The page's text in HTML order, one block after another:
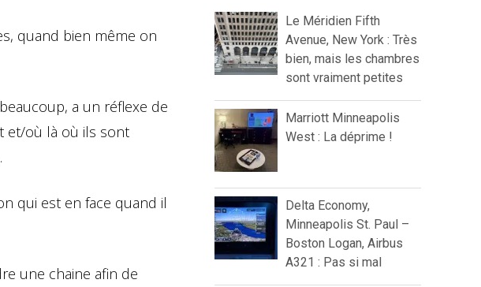
quand bien même on
a un réflexe de
et/où là où ils sont
qui est en face quand il
une chaine afin de
Le Méridien Fifth
Avenue, New York : Très
bien, mais les chambres
sont vraiment petites
Marriott Minneapolis
West : La déprime !
Delta Economy,
Minneapolis St. Paul –
Boston Logan, Airbus
A321 : Pas si mal